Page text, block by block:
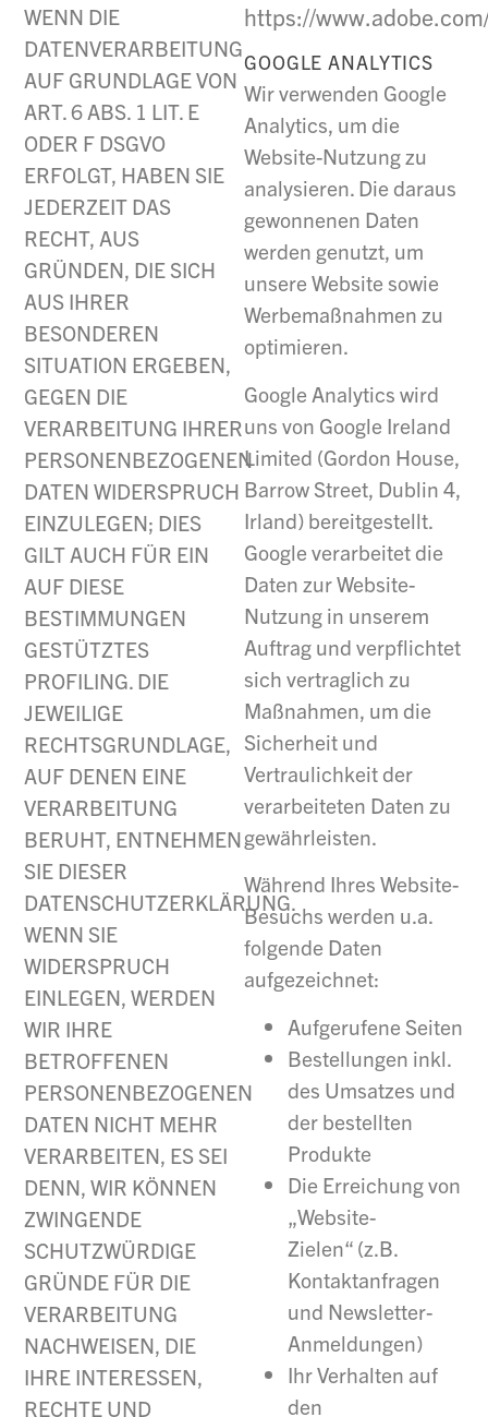
WENN DIE
DATENVERARBEITUNG
AUF GRUNDLAGE VON
ART. 6 ABS. 1 LIT. E
ODER F DSGVO
ERFOLGT, HABEN SIE
JEDERZEIT DAS
RECHT, AUS
GRÜNDEN, DIE SICH
AUS IHRER
BESONDEREN
SITUATION ERGEBEN,
GEGEN DIE
VERARBEITUNG IHRER
PERSONENBEZOGENEN
DATEN WIDERSPRUCH
EINZULEGEN; DIES
GILT AUCH FÜR EIN
AUF DIESE
BESTIMMUNGEN
GESTÜTZTES
PROFILING. DIE
JEWEILIGE
RECHTSGRUNDLAGE,
AUF DENEN EINE
VERARBEITUNG
BERUHT, ENTNEHMEN
SIE DIESER
DATENSCHUTZERKLÄRUNG.
WENN SIE
WIDERSPRUCH
EINLEGEN, WERDEN
WIR IHRE
BETROFFENEN
PERSONENBEZOGENEN
DATEN NICHT MEHR
VERARBEITEN, ES SEI
DENN, WIR KÖNNEN
ZWINGENDE
SCHUTZWÜRDIGE
GRÜNDE FÜR DIE
VERARBEITUNG
NACHWEISEN, DIE
IHRE INTERESSEN,
RECHTE UND
https://
GOOGLE ANALYTICS
Wir verwenden Google
Analytics, um die
Website-Nutzung zu
analysieren. Die daraus
gewonnenen Daten
werden genutzt, um
unsere Website sowie
Werbemaßnahmen zu
optimieren.
Google Analytics wird
uns von Google Ireland
Limited (Gordon House,
Barrow Street, Dublin 4,
Irland) bereitgestellt.
Google verarbeitet die
Daten zur Website-
Nutzung in unserem
Auftrag und verpflichtet
sich vertraglich zu
Maßnahmen, um die
Sicherheit und
Vertraulichkeit der
verarbeiteten Daten zu
gewährleisten.
Während Ihres Website-
Besuchs werden u.a.
folgende Daten
aufgezeichnet:
Aufgerufene Seiten
Bestellungen inkl.
des Umsatzes und
der bestellten
Produkte
Die Erreichung von
„Website-
Zielen“ (z.B.
Kontaktanfragen
und Newsletter-
Anmeldungen)
Ihr Verhalten auf
den